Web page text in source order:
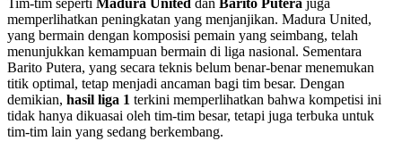
Tim-tim seperti Madura United dan Barito Putera juga
memperlihatkan peningkatan yang menjanjikan. Madura United,
yang bermain dengan komposisi pemain yang seimbang, telah
menunjukkan kemampuan bermain di liga nasional. Sementara
Barito Putera, yang secara teknis belum benar-benar menemukan
titik optimal, tetap menjadi ancaman bagi tim besar. Dengan
demikian, hasil liga 1 terkini memperlihatkan bahwa kompetisi ini
tidak hanya dikuasai oleh tim-tim besar, tetapi juga terbuka untuk
tim-tim lain yang sedang berkembang.